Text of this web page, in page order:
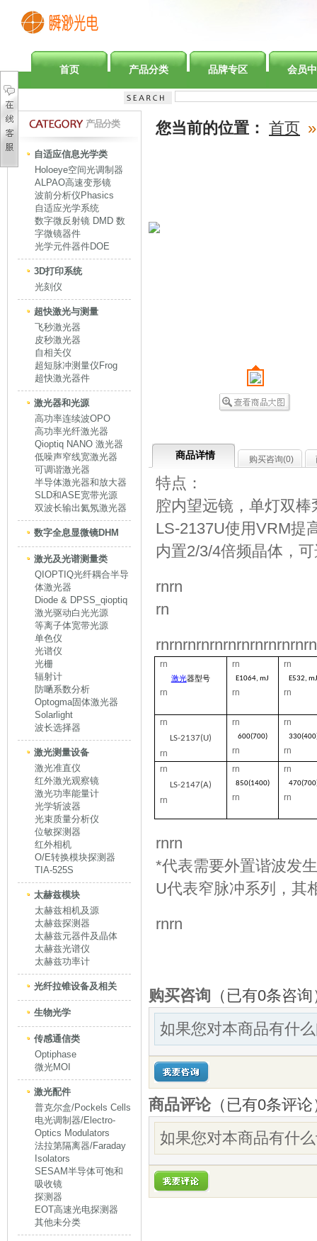
首页 产品分类 品牌专区 会员
产品分类
自适应信息光学类
Holoeye空间光调制器
ALPAO高速变形镜
波前分析仪Phasics
自适应光学系统
数字微反射镜 DMD 数
字微镜器件
光学元件器件DOE
3D打印系统
光刻仪
超快激光与测量
飞秒激光器
皮秒激光器
自相关仪
超短脉冲测量仪Frog
超快激光器件
激光器和光源
高功率连续波OPO
高功率光纤激光器
Qioptiq NANO 激光器
低噪声窄线宽激光器
可调谐激光器
半导体激光器和放大器
SLD和ASE宽带光源
双波长输出氦氖激光器
数字全息显微镜DHM
激光及光谱测量类
QIOPTIQ光纤耦合半导
体激光器
Diode & DPSS_qioptiq
激光驱动白光光源
等离子体宽带光源
单色仪
光谱仪
光栅
辐射计
防嗮系数分析
Optogma固体激光器
Solarlight
波长选择器
激光测量设备
激光准直仪
红外激光观察镜
激光功率能量计
光学斩波器
光束质量分析仪
位敏探测器
红外相机
O/E转换模块探测器
TIA-525S
太赫兹模块
太赫兹相机及源
太赫兹探测器
太赫兹元器件及晶体
太赫兹光谱仪
太赫兹功率计
光纤拉锥设备及相关
生物光学
传感通信类
Optiphase
微光MOI
激光配件
普克尔盒/Pockels Cells
电光调制器/Electro-
Optics Modulators
法拉第隔离器/Faraday
Isolators
SESAM半导体可饱和
吸收镜
探测器
EOT高速光电探测器
其他未分类
您当前的位置： 首页 »
商品详情 购买咨询(0)
特点：
腔内望远镜，单灯双
LS-2137U使用VRM提
内置2/3/4倍频晶体，
rnrn
rn
rn
激光器型号
rn
rn
E1064, mJ
rn
rn
E532,
rn
rn
LS-2137(U)
rn
rn
600(700)
rn
rn
330
rn
rn
LS-2147(A)
rn
rn
850(1400)
rn
rn
470
rn
rnrn
*代表需要外置谐波发
U代表窄脉冲系列，其
rnrn
购买咨询 （已有0条咨
如果您对本商品有什
商品评论（已有0条评论
如果您对本商品有什